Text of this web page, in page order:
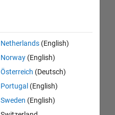
Netherlands(English)
Norway(English)
Österreich (Deutsch)
Portugal (English)
Sweden (English)